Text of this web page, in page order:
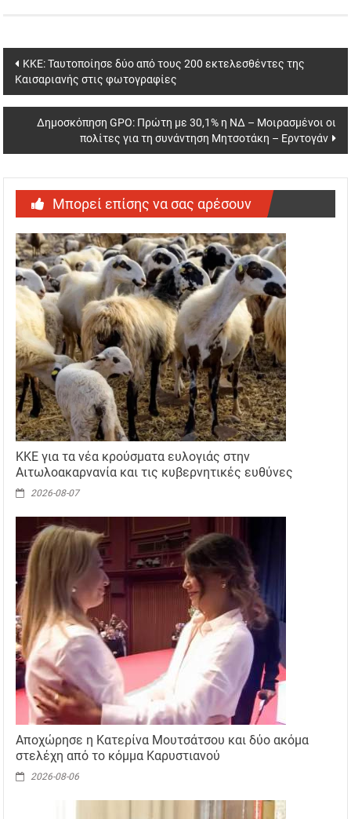
Post
navigation
ΚΚΕ: Ταυτοποίησε δύο από τους 200 εκτελεσθέντες της
Καισαριανής στις φωτογραφίες
Δημοσκόπηση GPO: Πρώτη με 30,1% η ΝΔ – Μοιρασμένοι οι
πολίτες για τη συνάντηση Μητσοτάκη – Ερντογάν
Μπορεί επίσης να σας αρέσουν
ΚΚΕ για τα νέα κρούσματα ευλογιάς στην
Αιτωλοακαρνανία και τις κυβερνητικές ευθύνες
2026-08-07
Αποχώρησε η Κατερίνα Μουτσάτσου και δύο ακόμα
στελέχη από το κόμμα Καρυστιανού
2026-08-06